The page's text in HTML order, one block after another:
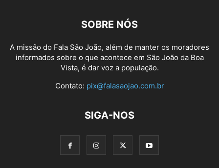
SOBRE NÓS
A missão do Fala São João, além de manter os moradores
informados sobre o que acontece em São João da Boa
Vista, é dar voz a população.
Contato: pix@falasaojao.com.br
SIGA-NOS